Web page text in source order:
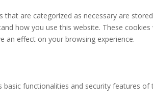
are categorized as necessary are
how you use this website. These
effect on your browsing experience.
functionalities and security features of